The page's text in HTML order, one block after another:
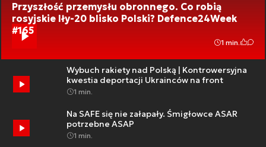
Przyszłość przemysłu obronnego. Co robią
rosyjskie Iły-20 blisko Polski? Defence24Week
#165
1 min.
Wybuch rakiety nad Polską | Kontrowersyjna
kwestia deportacji Ukrainców na front
1 min.
Na SAFE się nie załapały. Śmigłowce ASAR
potrzebne ASAP
1 min.